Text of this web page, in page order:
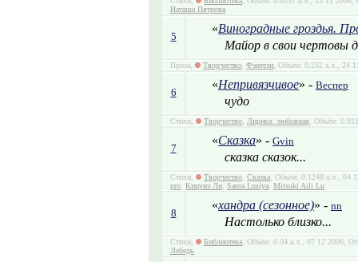
Наташа Пятрова
5
«Виноградные гроздья.
Майор в свои чертовы
Проза, Творчество Фэнтези , Объём: 0.252 а.л., 24
6
«Непривязчивое» - Веспер
чудо
Стихи, Творчество Лирика: любовная , Объём:
7
«Сказка» - Gvin
сказка сказок...
Стихи, Творчество Сказка , Объём: 0.1248 а.л., 04
pro Кицунэ Ли Santa Lusiya Mitsuki Aili Lu
8
«хандра (сезонное)» - nn
Настолько близко...
Стихи, Библиотека , Объём: 0.04 а.л., 07 12 2006,
Лебедь